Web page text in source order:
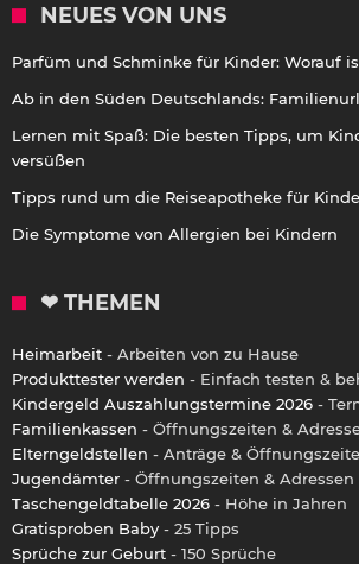
NEUES VON UNS
Parfüm und Schminke für Kinder: Worauf
Ab in den Süden Deutschlands:
Lernen mit Spaß: Die besten Tipps, um
versüßen
Tipps rund um die Reiseapotheke für
Die Symptome von Allergien bei Kindern
❤ THEMEN
Heimarbeit - Arbeiten von zu Hause
Produkttester werden - Einfach testen &
Kindergeld Auszahlungstermine 2026 -
Familienkassen - Öffnungszeiten &
Elterngeldstellen - Anträge &
Jugendämter - Öffnungszeiten & Adressen
Taschengeldtabelle 2026 - Höhe in Jahren
Gratisproben Baby - 25 Tipps
Sprüche zur Geburt - 150 Sprüche